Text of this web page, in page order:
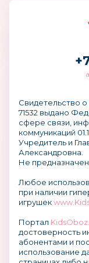
Свидетельство
71532 выдано
сфере связи,
коммуникаций
Учредитель и
Александровна.
Не
Любое
при наличии
игрушек
Портал
достоверность
абонентами и
использование